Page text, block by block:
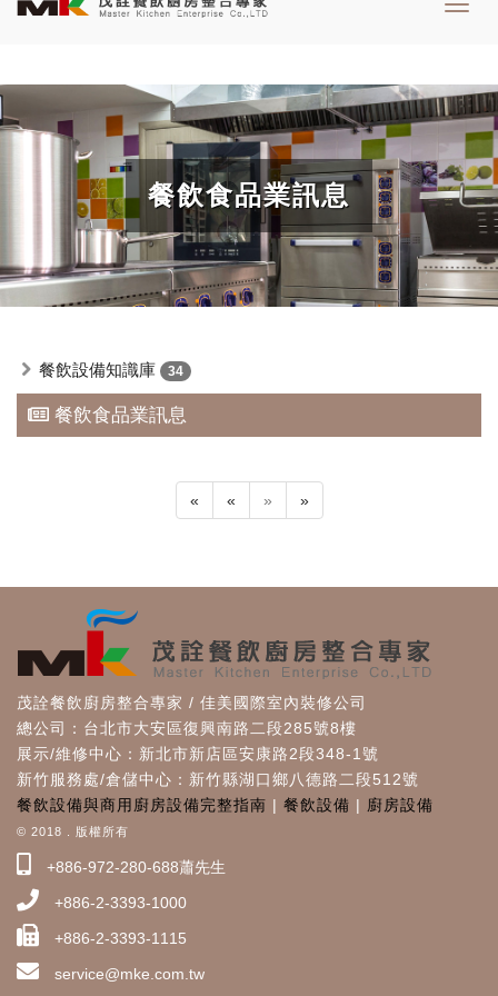
餐飲食品業訊息
餐飲設備知識庫 34
餐飲食品業訊息
« « » »
茂詮餐飲廚房整合專家 / 佳美國際室內裝修公司
總公司：台北市大安區復興南路二段285號8樓
展示/維修中心：新北市新店區安康路2段348-1號
新竹服務處/倉儲中心：新竹縣湖口鄉八德路二段512號
餐飲設備與商用廚房設備完整指南 | 餐飲設備 | 廚房設備
© 2018 . 版權所有
+886-972-280-688蕭先生
+886-2-3393-1000
+886-2-3393-1115
service@mke.com.tw